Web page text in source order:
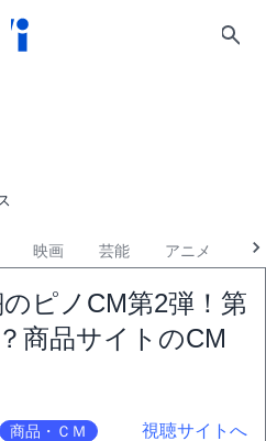
映画 芸能 アニメ
ピノCM第2弾！第
商品サイトのCM
商品・ＣＭ 視聴サイトへ